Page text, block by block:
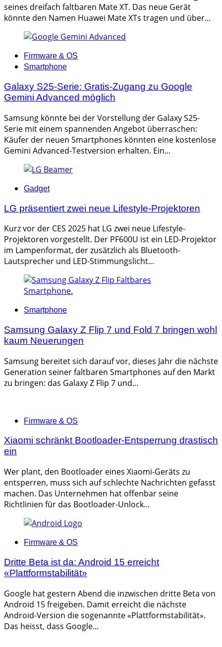
seines dreifach faltbaren Mate XT. Das neue Gerät
könnte den Namen Huawei Mate XTs tragen und über...
Categories
Firmware & OS
Smartphone
Galaxy S25-Serie: Gratis-Zugang zu Google
Gemini Advanced möglich
Samsung könnte bei der Vorstellung der Galaxy S25-
Serie mit einem spannenden Angebot überraschen:
Käufer der neuen Smartphones könnten eine kostenlose
Gemini Advanced-Testversion erhalten. Ein...
Categories
Gadget
LG präsentiert zwei neue Lifestyle-Projektoren
Kurz vor der CES 2025 hat LG zwei neue Lifestyle-
Projektoren vorgestellt. Der PF600U ist ein LED-Projektor
im Lampenformat, der zusätzlich als Bluetooth-
Lautsprecher und LED-Stimmungslicht...
Categories
Smartphone
Samsung Galaxy Z Flip 7 und Fold 7 bringen wohl
kaum Neuerungen
Samsung bereitet sich darauf vor, dieses Jahr die nächste
Generation seiner faltbaren Smartphones auf den Markt
zu bringen: das Galaxy Z Flip 7 und...
Categories
Firmware & OS
Xiaomi schränkt Bootloader-Entsperrung drastisch
ein
Wer plant, den Bootloader eines Xiaomi-Geräts zu
entsperren, muss sich auf schlechte Nachrichten gefasst
machen. Das Unternehmen hat offenbar seine
Richtlinien für das Bootloader-Unlock...
Categories
Firmware & OS
Dritte Beta ist da: Android 15 erreicht
«Plattformstabilität»
Google hat gestern Abend die inzwischen dritte Beta von
Android 15 freigeben. Damit erreicht die nächste
Android-Version die sogenannte «Plattformstabilität».
Das heisst, dass Google...